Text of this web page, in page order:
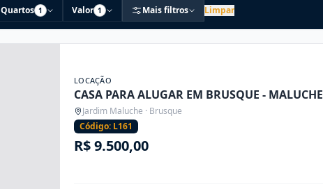
Quartos 1 Valor 1 Mais filtros Limpar
LOCAÇÃO
CASA PARA ALUGAR EM BRUSQUE - MALUCHE
Jardim Maluche · Brusque
Código: L161
R$ 9.500,00